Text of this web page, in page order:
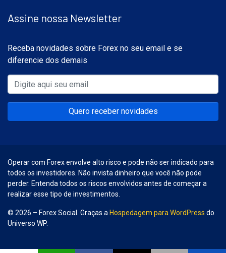
Assine nossa Newsletter
Receba novidades sobre Forex no seu email e se
diferencie dos demais
Quero receber novidades
Operar com Forex envolve alto risco e pode não ser indicado para
todos os investidores. Não invista dinheiro que você não pode
perder. Entenda todos os riscos envolvidos antes de começar a
realizar esse tipo de investimentos.
© 2026 – Forex Social. Graças a Hospedagem para WordPress do
Universo WP.